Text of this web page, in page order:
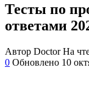
Тесты по
ответами
Автор Doctor На
0 Обновлено 10